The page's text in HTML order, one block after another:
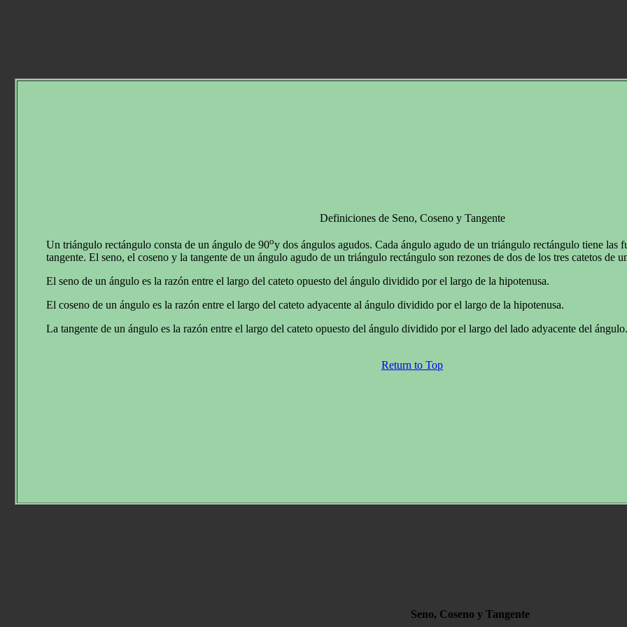
Definiciones de Seno, Coseno y Tangente
Un triángulo rectángulo consta de un ángulo de 90oy dos ángulos agudos. Cada ángulo agudo de un triángulo rectángulo tiene las
tangente. El seno, el coseno y la tangente de un ángulo agudo de un triángulo rectángulo son rezones de dos de los tres catetos de
El seno de un ángulo es la razón entre el largo del cateto opuesto del ángulo dividido por el largo de la hipotenusa.
El coseno de un ángulo es la razón entre el largo del cateto adyacente al ángulo dividido por el largo de la hipotenusa.
La tangente de un ángulo es la razón entre el largo del cateto opuesto del ángulo dividido por el largo del lado adyacente del ángulo.
Return to Top
Seno, Coseno y Tangente